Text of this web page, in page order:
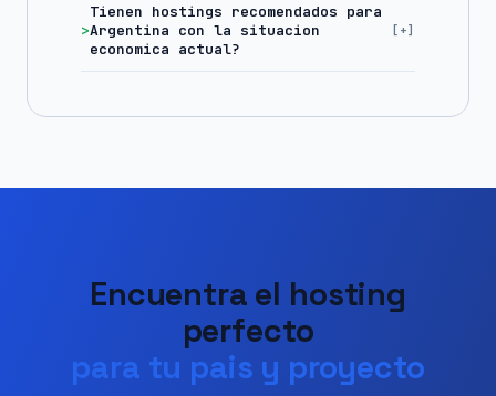
Tienen hostings recomendados para
Argentina con la situacion
economica actual?
Encuentra el hosting
perfecto
para tu pais y proyecto